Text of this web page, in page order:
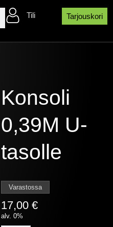
Tili Tarjouskori
Konsoli
0,39M U-
tasolle
Varastossa
17,00€
alv. 0%